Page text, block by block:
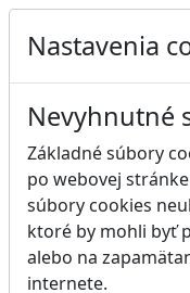
Nastavenia
Nevyhnutné
Základné súbory
po webovej
súbory cookies
ktoré by mohli byť
alebo na
internete.